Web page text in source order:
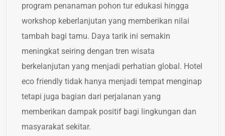
program penanaman pohon tur edukasi hingga
workshop keberlanjutan yang memberikan nilai
tambah bagi tamu. Daya tarik ini semakin
meningkat seiring dengan tren wisata
berkelanjutan yang menjadi perhatian global. Hotel
eco friendly tidak hanya menjadi tempat menginap
tetapi juga bagian dari perjalanan yang
memberikan dampak positif bagi lingkungan dan
masyarakat sekitar.